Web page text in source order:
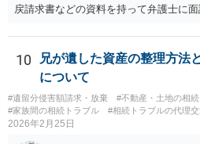
戻請求書などの資料を持って弁護士に
10
兄が遺した資産の整理方法
について
#遺留分侵害額請求・放棄 #不動産・土地の相続
#家族間の相続トラブル
#相続トラブルの代理
2026年2月25日